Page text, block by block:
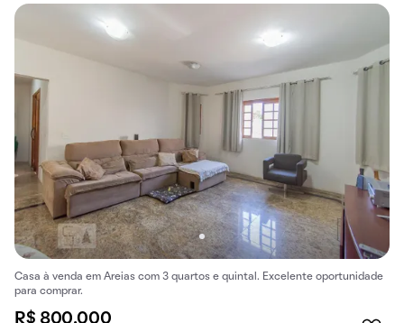
Casa à venda em Areias com 3 quartos e quintal. Excelente oportunidade
para comprar.
R$ 800.000